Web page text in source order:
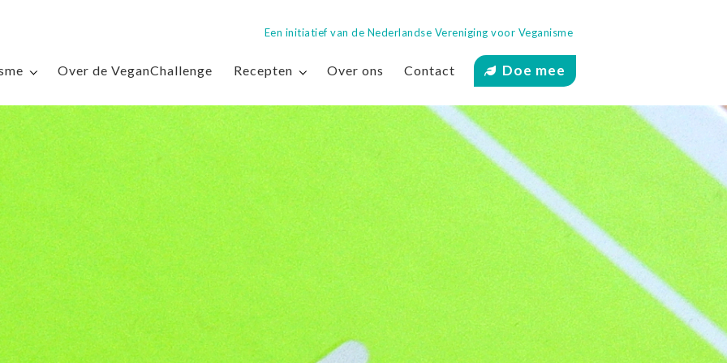
Een initiatief van de Nederlandse Vereniging voor Veganisme
Over de VeganChallenge Recepten Over ons Contact Doe mee